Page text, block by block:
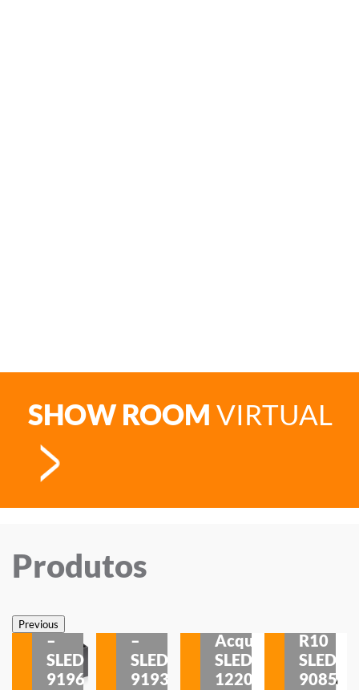
SHOW ROOM VIRTUAL
Produtos
PreviousSobrepor
–
SLED
9196
–
SLED
9193
Acqua
SLED
1220
R10
SLED
9085